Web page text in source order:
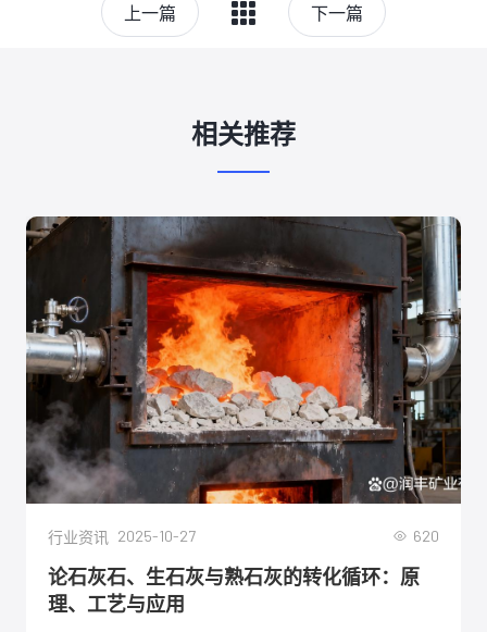
上一篇 下一篇
相关推荐
行业资讯 2025-10-27 620
论石灰石、生石灰与熟石灰的转化循环：原
理、工艺与应用